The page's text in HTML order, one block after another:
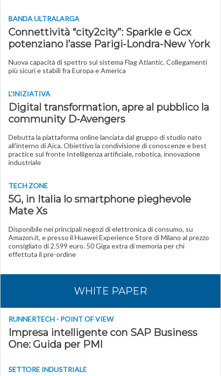
BANDA ULTRALARGA
Connettività “city2city”: Sparkle e Gcx
potenziano l’asse Parigi-Londra-New York
Nuova capacità di spettro sul sistema Flag Atlantic. Collegamenti
più sicuri e stabili fra Europa e America
L'INIZIATIVA
Digital transformation, apre al pubblico la
community D-Avengers
Debutta la piattaforma online lanciata dal gruppo di studio nato
all'interno di Aica. Obiettivo la condivisione di conoscenze e best
practice sul fronte Intelligenza artificiale, robotica, innovazione
industriale
TECH ZONE
5G, in Italia lo smartphone pieghevole
Mate Xs
Disponibile nei principali negozi di elettronica di consumo, su
Amazon.it, e presso il Huawei Experience Store di Milano al prezzo
consigliato di 2.599 euro. 50 Giga extra di memoria per chi
effettuta il pre-ordine
WHITE PAPER
RUNNERTECH - POINT OF VIEW
Impresa intelligente con SAP Business
One: Guida per PMI
SETTORE INDUSTRIALE